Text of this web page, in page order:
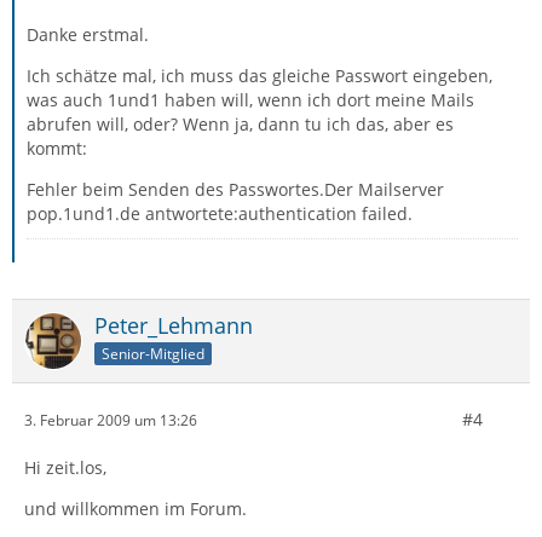
Danke erstmal.
Ich schätze mal, ich muss das gleiche Passwort eingeben,
was auch 1und1 haben will, wenn ich dort meine Mails
abrufen will, oder? Wenn ja, dann tu ich das, aber es
kommt:
Fehler beim Senden des Passwortes.Der Mailserver
pop.1und1.de antwortete:authentication failed.
Peter_Lehmann
Senior-Mitglied
3. Februar 2009 um 13:26 #4
Hi zeit.los,
und willkommen im Forum.